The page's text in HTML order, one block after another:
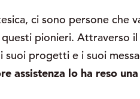
ci sono persone che
pionieri. Attraverso
progetti e i suoi
assistenza lo ha reso